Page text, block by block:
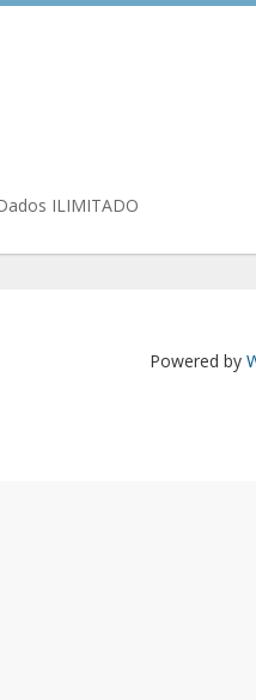
ILIMITADO
Powered by